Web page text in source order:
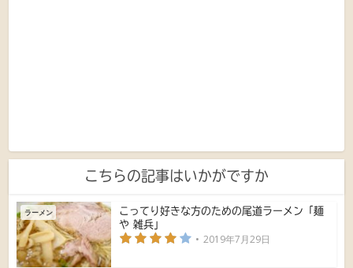
こちらの記事はいかがですか
ラーメン
こってり好きな方のための尾道ラーメン「麺
や 雑兵」
2019年7月29日